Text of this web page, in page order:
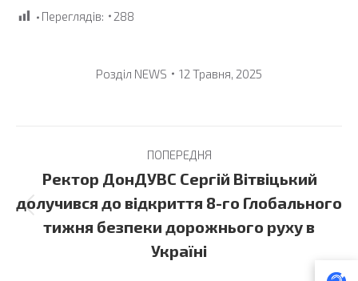
Переглядів: 288
Розділ NEWS 12 Травня, 2025
navigation
ПОПЕРЕДНЯ
Previous
post:
Ректор ДонДУВС Сергій Вітвіцький
долучився до відкриття 8-го Глобального
тижня безпеки дорожнього руху в
Україні